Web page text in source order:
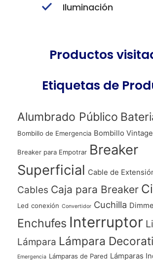
Iluminación
Productos
Etiquetas de
Alumbrado Público
Bombillo de Emergencia Bombillo Vintage
Breaker para Empotrar Breaker
Superficial Cable de
Cables Caja para Breaker
Led conexión Convertidor Cuchilla
Enchufes Interruptor
Lámpara Lámpara
Emergencia Lámparas de Pared Lámparas